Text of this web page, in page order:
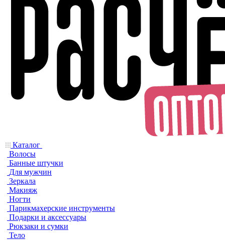
Каталог
Волосы
Банные штучки
Для мужчин
Зеркала
Макияж
Ногти
Парикмахерские инструменты
Подарки и аксессуары
Рюкзаки и сумки
Тело